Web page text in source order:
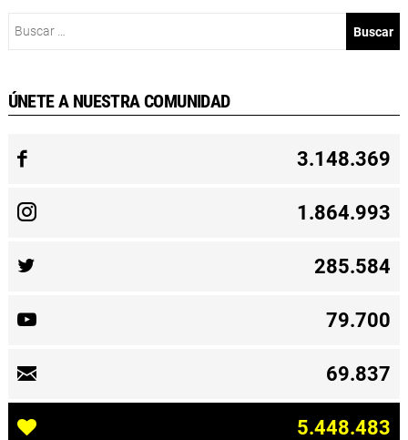
ÚNETE A NUESTRA COMUNIDAD
3.148.369
1.864.993
285.584
79.700
69.837
5.448.483